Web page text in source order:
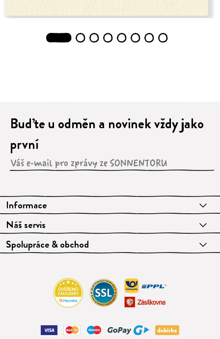
1 2 3 4 5 6 7 8
Informace
Náš servis
Spolupráce & obchod
Buďte u odměn a novinek vždy jako
první